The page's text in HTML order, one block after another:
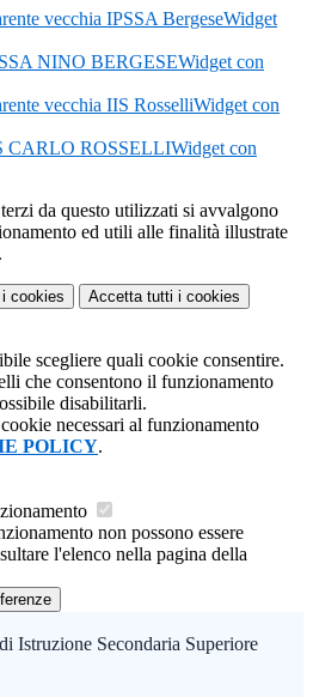
Widget
Widget con
Widget con
Widget con
da questo utilizzati si avvalgono
ed utili alle finalità illustrate
.
i cookies Accetta tutti i cookies
scegliere quali cookie consentire.
che consentono il funzionamento
disabilitarli.
necessari al funzionamento
POLICY.
non possono essere
l'elenco nella pagina della
Istruzione Secondaria Superiore